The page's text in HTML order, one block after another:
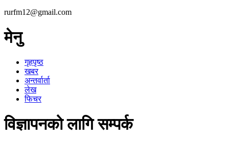
rurfm12@gmail.com
मेनु
गृहपृष्ठ
खबर
अन्तर्वार्ता
लेख
फिचर
विज्ञापनको लागि सम्पर्क